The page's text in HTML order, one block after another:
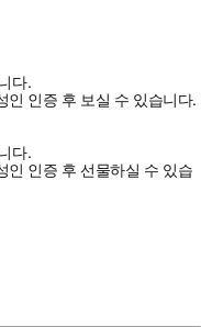
다.
인 인증 후 보실 수 있습니다.
다.
인 인증 후 선물하실 수 있습